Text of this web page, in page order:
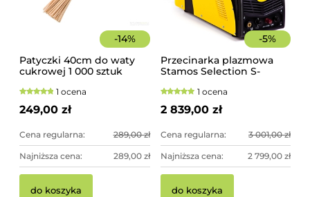
-14%
Patyczki 40cm do waty
cukrowej 1 000 sztuk
1 ocena
249,00 zł
Cena regularna: 289,00 zł
Najniższa cena: 289,00 zł
do koszyka
-5%
Przecinarka plazmowa
Stamos Selection S-
1 ocena
2 839,00 zł
Cena regularna: 3 001,00 zł
Najniższa cena: 2 799,00 zł
do koszyka